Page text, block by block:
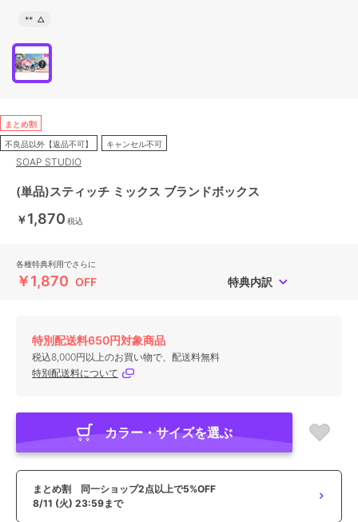
** △
まとめ割
不良品以外【返品不可】 キャンセル不可
SOAP STUDIO
(単品)スティッチ ミックス ブランドボックス
￥1,870 税込
各種特典利用でさらに
￥1,870 OFF 特典内訳
特別配送料650円対象商品
税込8,000円以上のお買い物で、配送料無料
特別配送料について
カラー・サイズを選ぶ
まとめ割 同一ショップ2点以上で5%OFF
8/11 (火) 23:59まで